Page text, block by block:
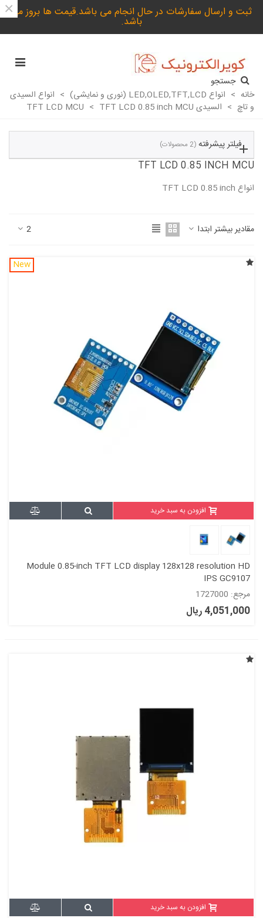
ثبت و ارسال سفارشات در حال انجام می باشد.قیمت ها بروز می
باشد.
×
جستجو
خانه > انواع LED,OLED,TFT,LCD (نوری و نمایشی) > انواع السیدی
و تاچ > السیدی TFT LCD MCU > TFT LCD 0.85 inch MCU
فیلتر پیشرفته (2 محصولات)
TFT LCD 0.85 INCH MCU
انواع TFT LCD 0.85 inch
مقادیر بیشتر ابتدا 2
New
افزودن به سبد خرید
Module 0.85-inch TFT LCD display 128x128 resolution HD
IPS GC9107
مرجع: 1727000
4,051,000 ریال
افزودن به سبد خرید